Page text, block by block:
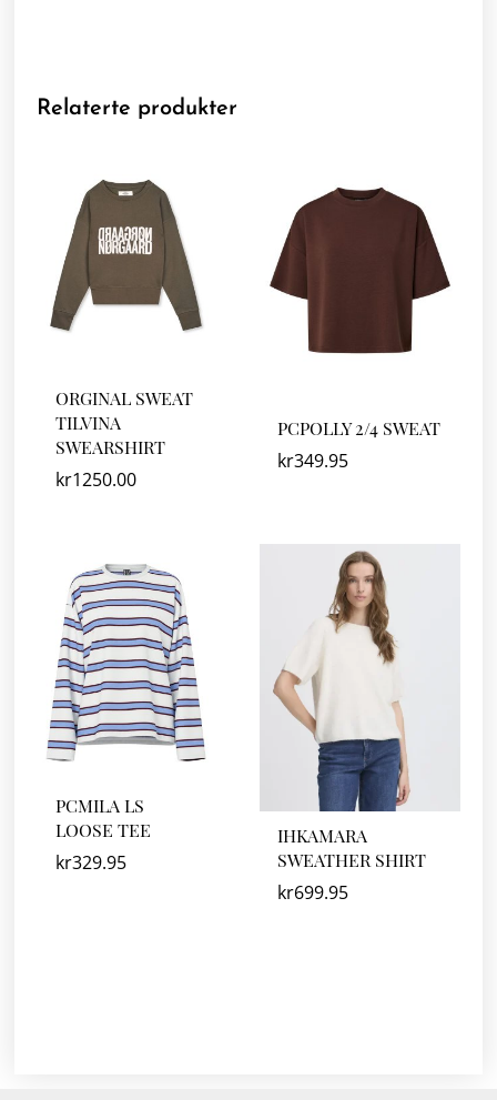
Relaterte produkter
ORGINAL SWEAT
TILVINA
SWEARSHIRT
kr1250.00
PCPOLLY 2/4 SWEAT
kr349.95
PCMILA LS
LOOSE TEE
kr329.95
IHKAMARA
SWEATHER SHIRT
kr699.95